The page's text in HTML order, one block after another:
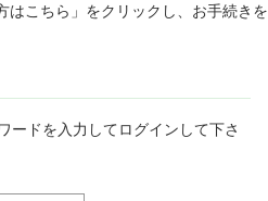
こちら」をクリックし、お手続きを
ードを入力してログインして下さ